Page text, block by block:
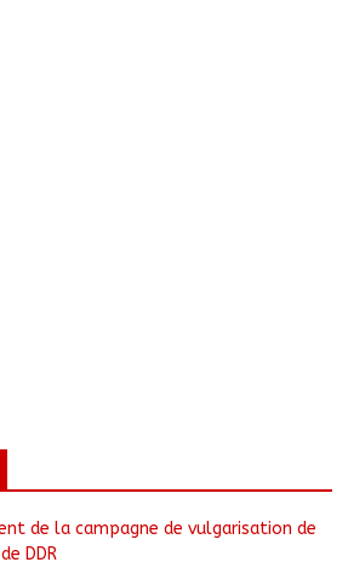
de la campagne de vulgarisation de
DDR